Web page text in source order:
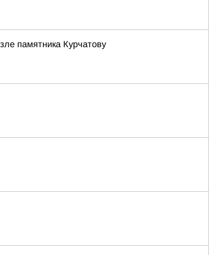
памятника Курчатову